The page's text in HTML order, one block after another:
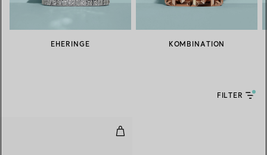
EHERINGE KOMBINATION
FILTER
Wire Ring mit schwarzem Onyx